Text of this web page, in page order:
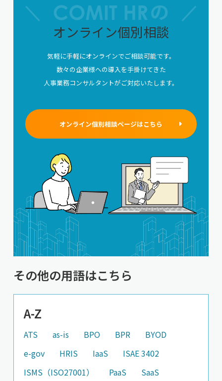
オンライン個別相談
気軽に手軽にオンラインでご相談可能です。
数々の企業様への導入を手掛けてきた
人事業務コンサルタントがご対応いたします。
オンライン個別相談ページはこちら
その他の用語はこちら
A-Z
ATS as-is BPO BPR
BYOD
e-gov
HRIS IaaS
ISAE 3402
ISMS（ISO27001）
PaaS
SaaS